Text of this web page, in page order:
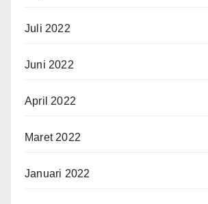
Juli 2022
Juni 2022
April 2022
Maret 2022
Januari 2022